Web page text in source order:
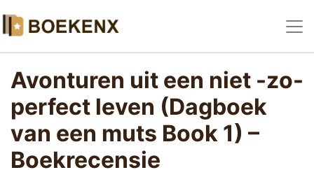
Avonturen uit een niet -zo-
perfect leven (Dagboek
van een muts Book 1) –
Boekrecensie